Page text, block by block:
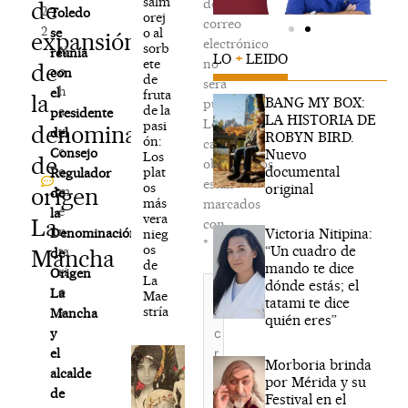
de
expansión
de
la
denominación
de
origen
La
Mancha
2
2
N
o
h
a
y
c
o
m
e
n
ta
ri
o
s
Toledo
se
reunía
con
el
presidente
del
Consejo
Regulador
de
la
Denominación
de
Origen
La
Mancha
y
el
alcalde
de
orej
o al
sorb
ete
de
fruta
de la
pasi
ón:
Los
plat
os
más
vera
nieg
os
de
La
Mae
stría
de
correo
electrónico
no
será
publicada.
Los
campos
obligatorios
están
marcados
con
*
Escribe
aquí...
LO + LEIDO
BANG MY BOX:
LA HISTORIA DE
ROBYN BIRD.
Nuevo
documental
original
Victoria Nitipina:
“Un cuadro de
mando te dice
dónde estás; el
tatami te dice
quién eres”
Morboria brinda
por Mérida y su
Festival en el